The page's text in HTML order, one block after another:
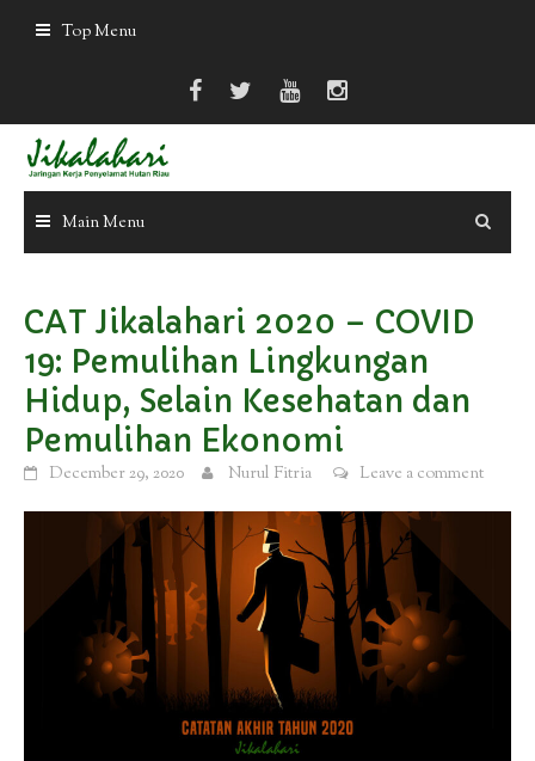
Top Menu
Main Menu
CAT Jikalahari 2020 – COVID
19: Pemulihan Lingkungan
Hidup, Selain Kesehatan dan
Pemulihan Ekonomi
December 29, 2020 Nurul Fitria Leave a comment